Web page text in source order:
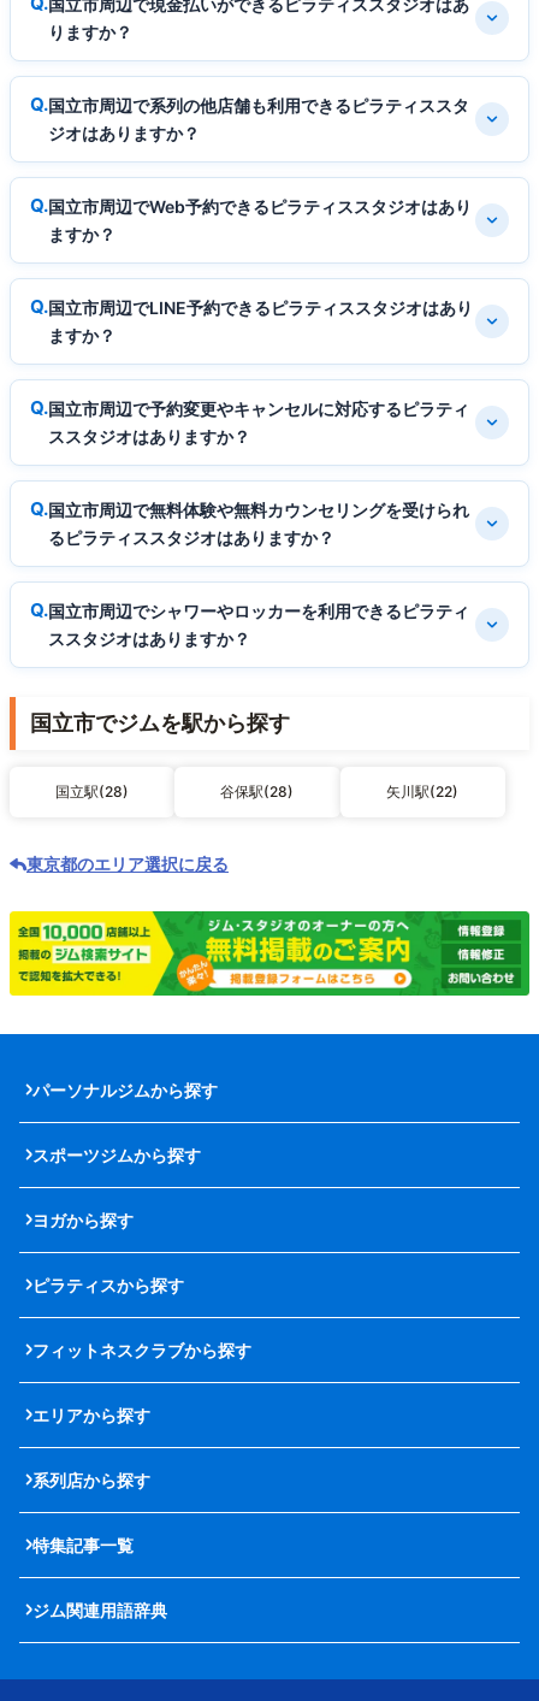
国立市周辺で現金払いができるピラティススタジオはあ
りますか？
国立市周辺で系列の他店舗も利用できるピラティススタ
ジオはありますか？
国立市周辺でWeb予約できるピラティススタジオはあり
ますか？
国立市周辺でLINE予約できるピラティススタジオはあり
ますか？
国立市周辺で予約変更やキャンセルに対応するピラティ
ススタジオはありますか？
国立市周辺で無料体験や無料カウンセリングを受けられ
るピラティススタジオはありますか？
国立市周辺でシャワーやロッカーを利用できるピラティ
ススタジオはありますか？
国立市でジムを駅から探す
国立駅(28) 谷保駅(28) 矢川駅(22)
東京都のエリア選択に戻る
パーソナルジムから探す
スポーツジムから探す
ヨガから探す
ピラティスから探す
フィットネスクラブから探す
エリアから探す
系列店から探す
特集記事一覧
ジム関連用語辞典